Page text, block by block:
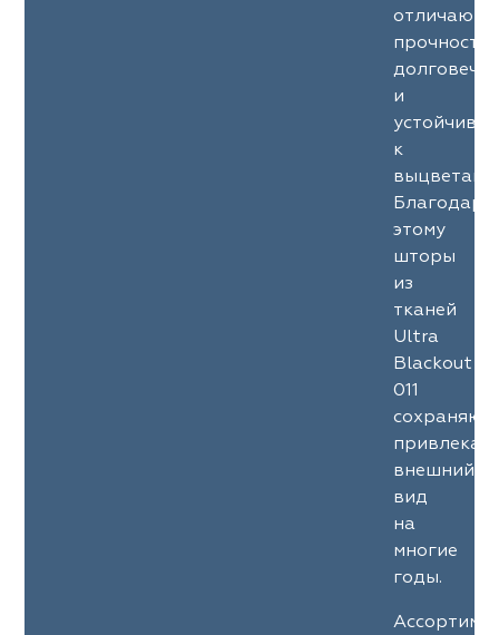
и
к
Благодаря
этому
шторы
из
тканей
Ultra
Blackout
011
сохраняют
внешний
вид
на
многие
годы.